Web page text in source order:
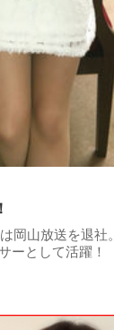
岡山放送を退社。
ーとして活躍！